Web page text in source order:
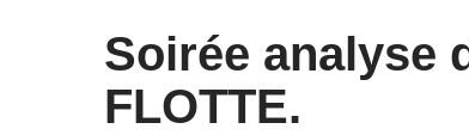
Soirée analyse
FLOTTE.